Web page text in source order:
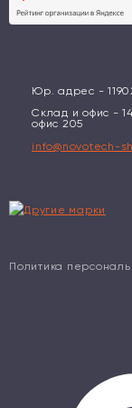
Юр. адрес -
Склад и офис -
офис 205
info@novotech-
Политика